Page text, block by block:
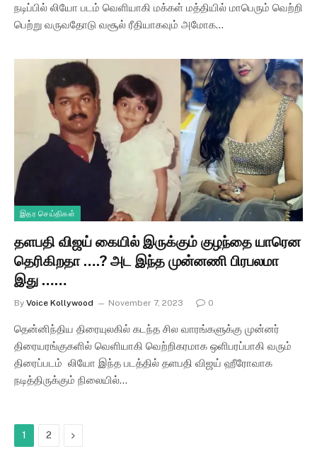
நடிப்பில் லியோ படம் வெளியாகி மக்கள் மத்தியில் மாபெரும் வெற்றி
பெற்று வருவதோடு வசூல் ரீதியாகவும் அமோக…
இதர செய்திகள்
தளபதி விஜய் கையில் இருக்கும் குழந்தை யாரென
தெரிகிறதா ….? அட இந்த முன்னணி பிரபலமா
இது ……
By Voice Kollywood November 7, 2023 0
தென்னிந்திய திரையுலகில் கடந்த சில வாரங்களுக்கு முன்னர்
திரையரங்குகளில் வெளியாகி வெற்றிகரமாக ஒளிபரப்பாகி வரும்
திரைப்படம் லியோ இந்த படத்தில் தளபதி விஜய் ஹீரோவாக
நடித்திருக்கும் நிலையில்…
1 2 Next